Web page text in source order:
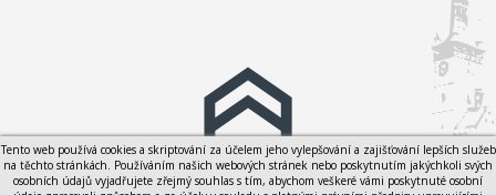
Tento web používá cookies a skriptování za účelem jeho vylepšování a zajišťování lepších služeb
na těchto stránkách. Používáním našich webových stránek nebo poskytnutím jakýchkoli svých
osobních údajů vyjadřujete zřejmý souhlas s tím, abychom veškeré vámi poskytnuté osobní